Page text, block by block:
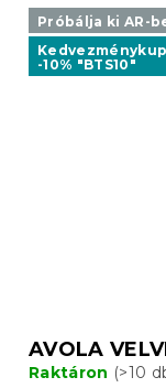
Próbálja ki AR-
-10% "BTS10"
AVOLA
Raktáron (>10